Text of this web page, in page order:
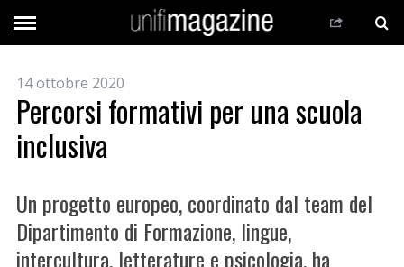
14 ottobre 2020
Percorsi formativi per una scuola
inclusiva
Un progetto europeo, coordinato dal team del
Dipartimento di Formazione, lingue,
intercultura, letterature e psicologia, ha